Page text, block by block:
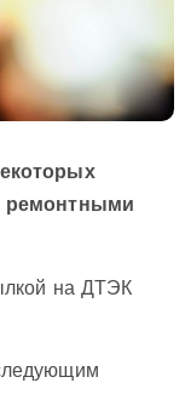
ремонтными
на ДТЭК